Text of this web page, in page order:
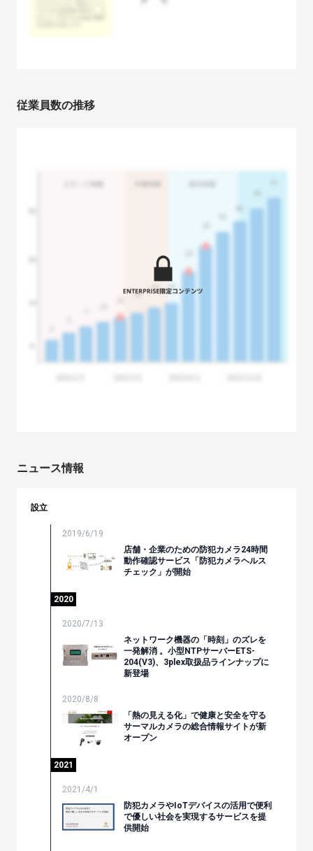
従業員数の推移
ニュース情報
設立
2019/6/19
店舗・企業のための防犯カメラ24時間
動作確認サービス「防犯カメラヘルス
チェック」が開始
2020
2020/7/13
ネットワーク機器の「時刻」のズレを
一発解消 。小型NTPサーバーETS-
204(V3)、3plex取扱品ラインナップに
新登場
2020/8/8
「熱の見える化」で健康と安全を守る
サーマルカメラの総合情報サイトが新
オープン
2021
2021/4/1
防犯カメラやIoTデバイスの活用で便利
で優しい社会を実現するサービスを提
供開始